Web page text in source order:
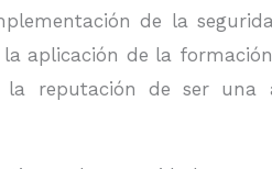
de la
la aplicación de la
la reputación de ser una